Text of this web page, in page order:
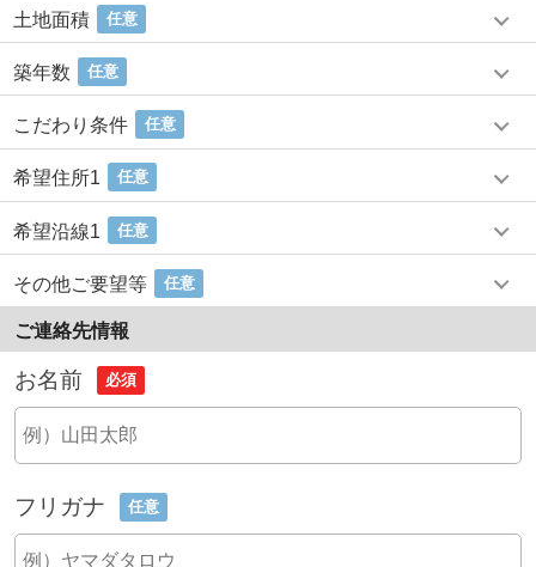
土地面積 任意
築年数 任意
こだわり条件 任意
希望住所1 任意
希望沿線1 任意
その他ご要望等 任意
ご連絡先情報
お名前 必須
フリガナ 任意